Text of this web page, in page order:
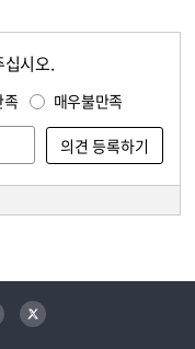
십시오.
족 매우불만족
트위터